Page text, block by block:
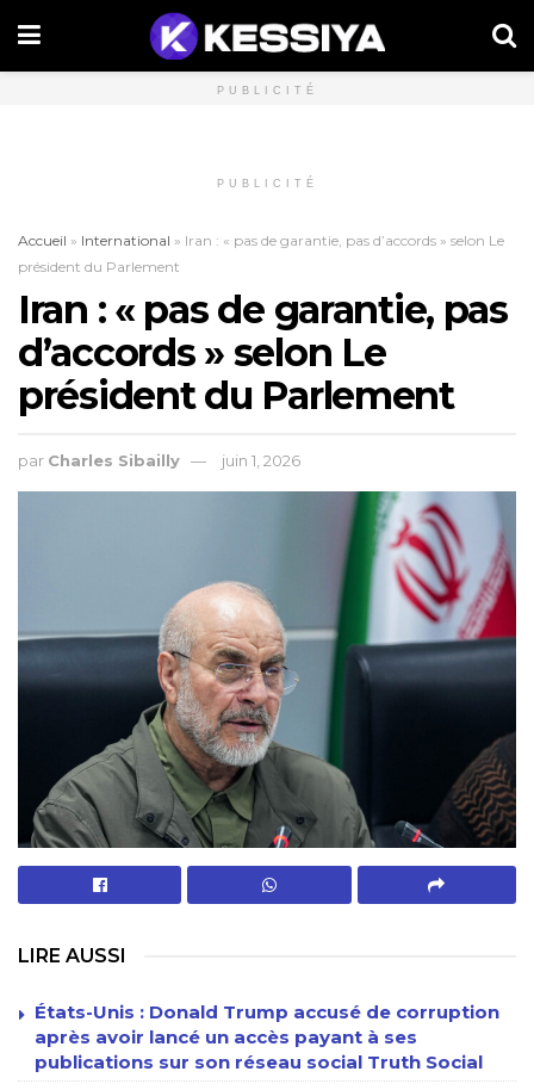
PUBLICITÉ
PUBLICITÉ
Accueil » International » Iran : « pas de garantie, pas d’accords » selon Le
président du Parlement
Iran : « pas de garantie, pas
d’accords » selon Le
président du Parlement
par Charles Sibailly juin 1, 2026
LIRE AUSSI
États-Unis : Donald Trump accusé de corruption
après avoir lancé un accès payant à ses
publications sur son réseau social Truth Social